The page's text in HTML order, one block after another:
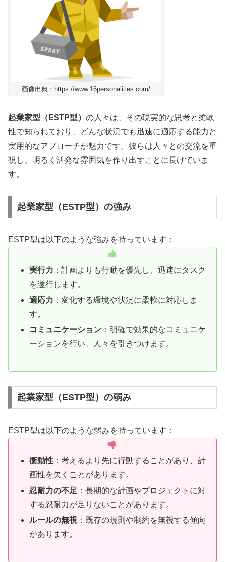
画像出典：https://www.16personalities.com/
起業家型（ESTP型） の人々は、その現実的な思考と柔軟
性で知られており、どんな状況でも迅速に適応する能力と
実用的なアプローチが魅力です。彼らは人々との交流を重
視し、明るく活発な雰囲気を作り出すことに長けていま
す。
起業家型（ESTP型）の強み
ESTP型は以下のような強みを持っています：
実行力 ：計画よりも行動を優先し、迅速にタスク
を遂行します。
適応力 ：変化する環境や状況に柔軟に対応しま
す。
コミュニケーション ：明確で効果的なコミュニケ
ーションを行い、人々を引きつけます。
起業家型（ESTP型）の弱み
ESTP型は以下のような弱みを持っています：
衝動性 ：考えるより先に行動することがあり、計
画性を欠くことがあります。
忍耐力の不足 ：長期的な計画やプロジェクトに対
する忍耐力が足りないことがあります。
ルールの無視：既存の規則や制約を無視する傾向
があります。